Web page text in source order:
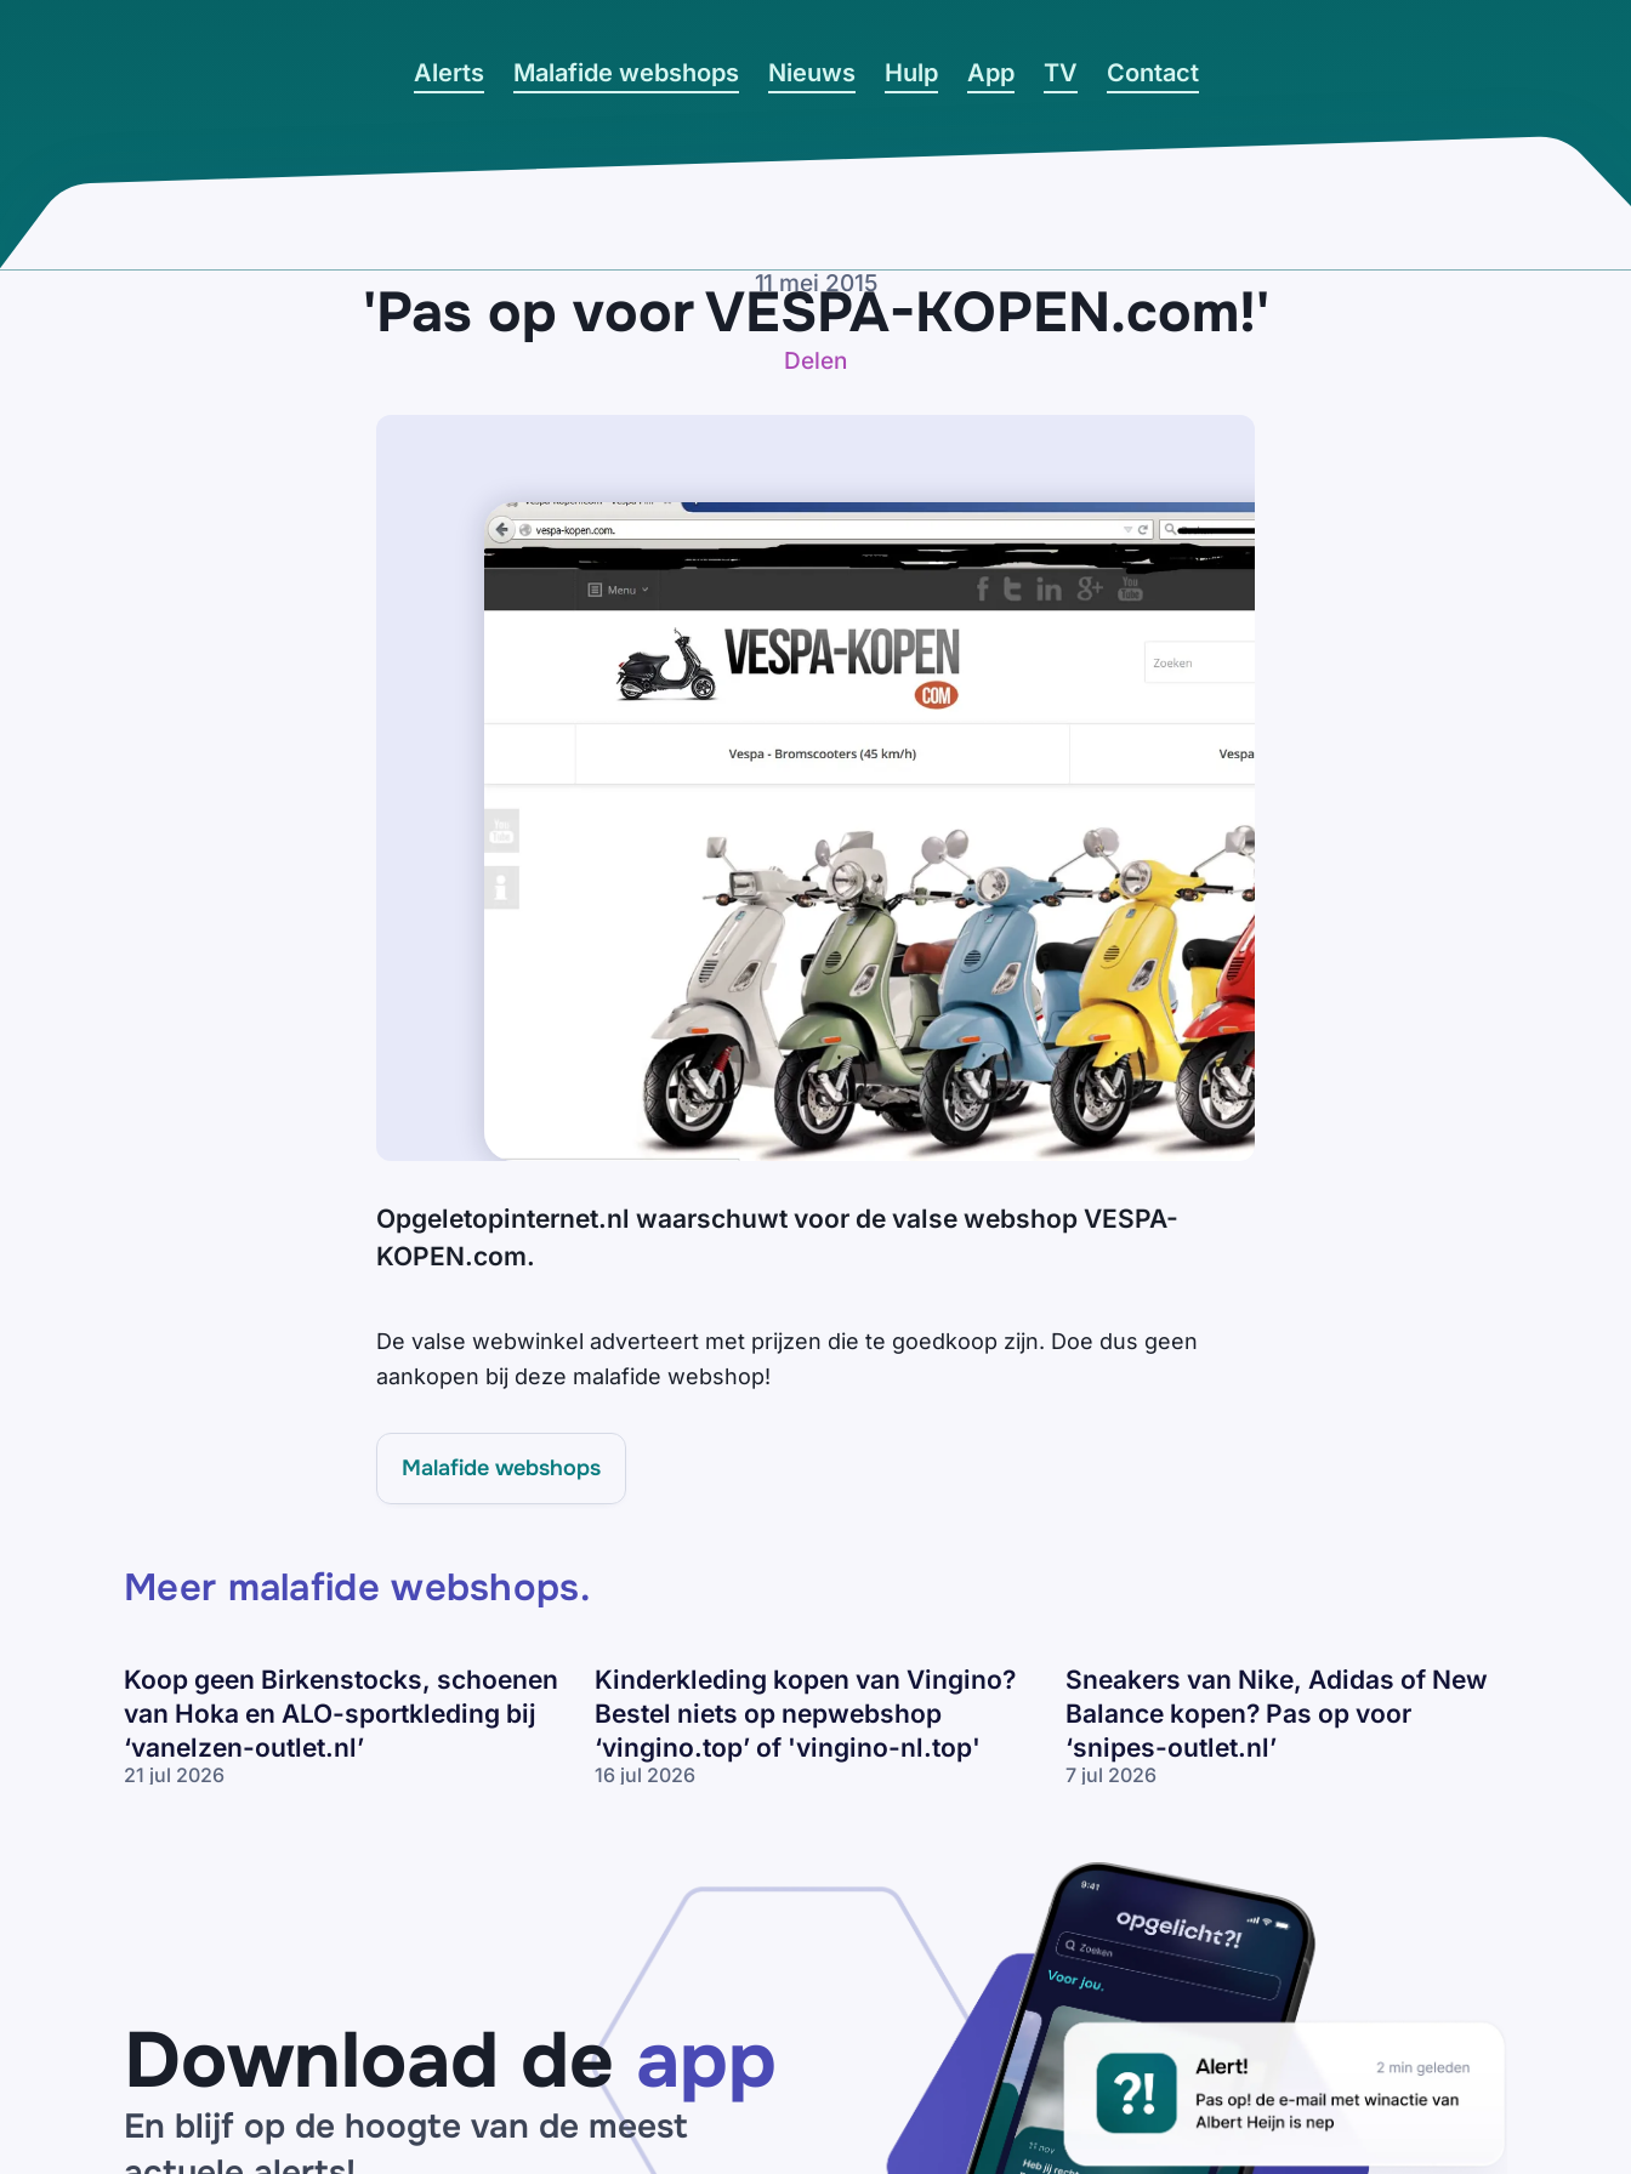
Alerts Malafide webshops Nieuws Hulp App TV Contact
11 mei 2015
'Pas op voor VESPA-KOPEN.com!'
Delen
Opgeletopinternet.nl waarschuwt voor de valse webshop VESPA-
KOPEN.com.
De valse webwinkel adverteert met prijzen die te goedkoop zijn. Doe dus geen
aankopen bij deze malafide webshop!
Malafide webshops
Meer malafide webshops.
Koop geen Birkenstocks, schoenen
van Hoka en ALO-sportkleding bij
‘vanelzen-outlet.nl’
21 jul 2026
Kinderkleding kopen van Vingino?
Bestel niets op nepwebshop
‘vingino.top’ of 'vingino-nl.top'
16 jul 2026
nepwebshop
‘vingino.top’
of 'vingino-
nl.top'
Sneakers van Nike, Adidas of New
Balance kopen? Pas op voor
‘snipes-outlet.nl’
7 jul 2026
Adidas
of New
Balance
kopen?
Pas op
voor
‘snipes-
outlet.nl’
Download de app
En blijf op de hoogte van de meest